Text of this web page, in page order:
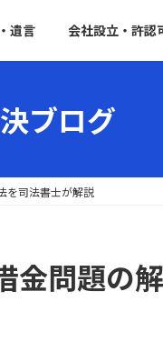
遺言 会社設立・許認
ブログ
を司法書士が解説
金問題の解